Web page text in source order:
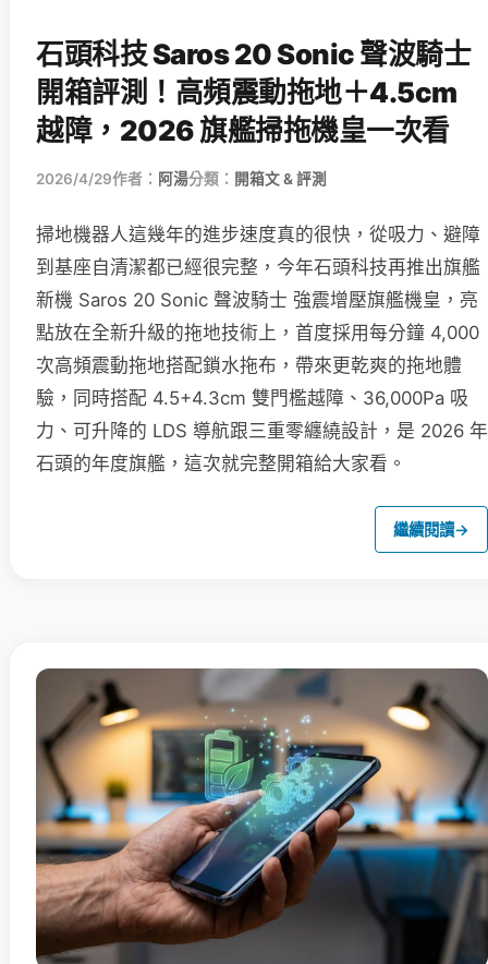
石頭科技 Saros 20 Sonic 聲波騎士
開箱評測！高頻震動拖地＋4.5cm
越障，2026 旗艦掃拖機皇一次看
2026/4/29作者： 阿湯分類： 開箱文 & 評測
掃地機器人這幾年的進步速度真的很快，從吸力、避障
到基座自清潔都已經很完整，今年石頭科技再推出旗艦
新機 Saros 20 Sonic 聲波騎士 強震增壓旗艦機皇，亮
點放在全新升級的拖地技術上，首度採用每分鐘 4,000
次高頻震動拖地搭配鎖水拖布，帶來更乾爽的拖地體
驗，同時搭配 4.5+4.3cm 雙門檻越障、36,000Pa 吸
力、可升降的 LDS 導航跟三重零纏繞設計，是 2026 年
石頭的年度旗艦，這次就完整開箱給大家看。
繼續閱讀→